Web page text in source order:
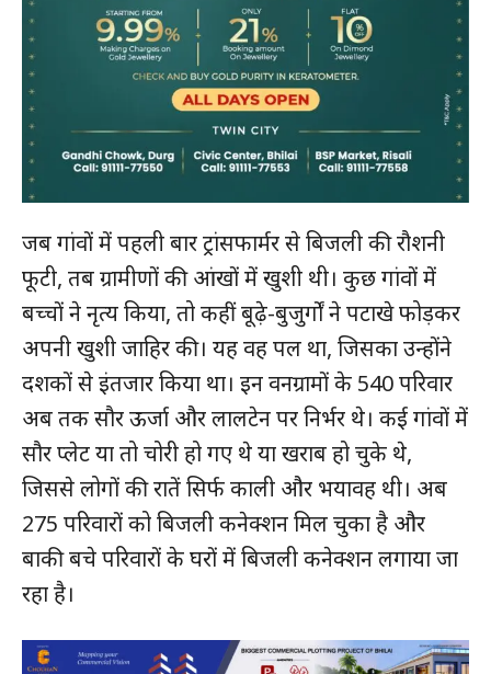
जब गांवों में पहली बार ट्रांसफार्मर से बिजली की रौशनी
फूटी, तब ग्रामीणों की आंखों में खुशी थी। कुछ गांवों में
बच्चों ने नृत्य किया, तो कहीं बूढ़े-बुजुर्गों ने पटाखे फोड़कर
अपनी खुशी जाहिर की। यह वह पल था, जिसका उन्होंने
दशकों से इंतजार किया था। इन वनग्रामों के 540 परिवार
अब तक सौर ऊर्जा और लालटेन पर निर्भर थे। कई गांवों में
सौर प्लेट या तो चोरी हो गए थे या खराब हो चुके थे,
जिससे लोगों की रातें सिर्फ काली और भयावह थी। अब
275 परिवारों को बिजली कनेक्शन मिल चुका है और
बाकी बचे परिवारों के घरों में बिजली कनेक्शन लगाया जा
रहा है।